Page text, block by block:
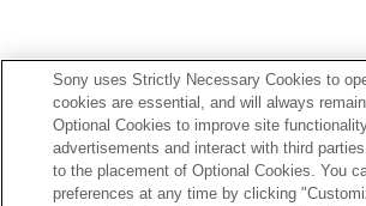
Sony uses Strictly Necessary Cookies to
cookies are essential, and will always
Optional Cookies to improve site
advertisements and interact with third
to the placement of Optional Cookies. You
preferences at any time by clicking